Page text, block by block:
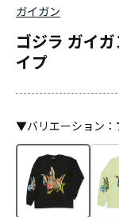
ガイガン
ゴジラ ガイ
イプ
▼バリエーション ：